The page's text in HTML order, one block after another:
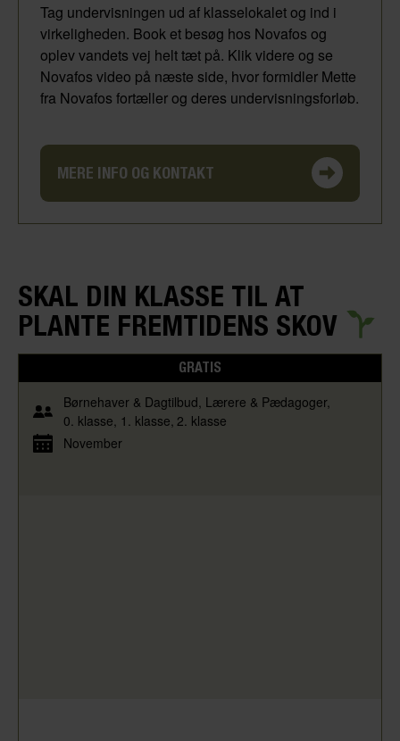
Tag undervisningen ud af klasselokalet og ind i
virkeligheden. Book et besøg hos Novafos og
oplev vandets vej helt tæt på. Klik videre og se
Novafos video på næste side, hvor formidler Mette
fra Novafos fortæller og deres undervisningsforløb.
MERE INFO OG KONTAKT
SKAL DIN KLASSE TIL AT
PLANTE FREMTIDENS SKOV
GRATIS
Børnehaver & Dagtilbud Lærere & Pædagoger
0. klasse 1. klasse 2. klasse
November